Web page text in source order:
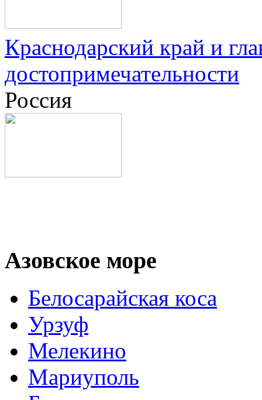
Краснодарский край и
достопримечательности
Россия
Азовское море
Белосарайская коса
Урзуф
Мелекино
Мариуполь